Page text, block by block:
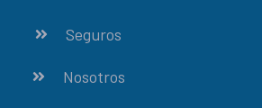
Seguros
Nosotros